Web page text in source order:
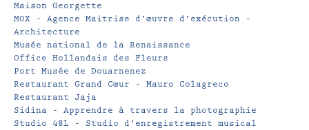
Maison Georgette
MOX – Agence Maitrise d’œuvre d’exécution –
Architecture
Musée national de la Renaissance
Office Hollandais des Fleurs
Port Musée de Douarnenez
Restaurant Grand Cœur – Mauro Colagreco
Restaurant Jaja
Sidina – Apprendre à travers la photographie
Studio 48L – Studio d’enregistrement musical